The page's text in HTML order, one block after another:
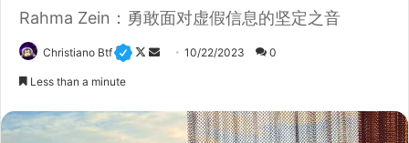
Rahma Zein：勇敢面对虚假信息的坚定之音
Christiano Btf
F
10/22/2023 0
Less than a minute